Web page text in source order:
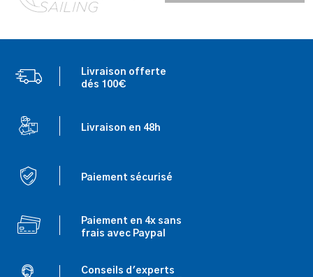
Livraison offerte
dés 100€
Livraison en 48h
Paiement sécurisé
Paiement en 4x sans
frais avec Paypal
Conseils d'experts